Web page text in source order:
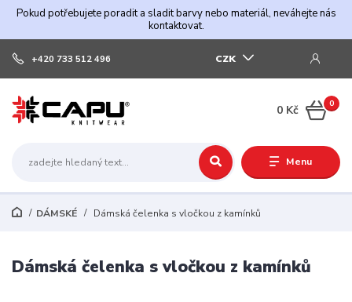
Pokud potřebujete poradit a sladit barvy nebo materiál, neváhejte nás
kontaktovat.
Menu
CZK
+420 733 512 496
0
0 Kč
DÁMSKÉ Dámská čelenka s vločkou z kamínků
Dámská čelenka s vločkou z kamínků